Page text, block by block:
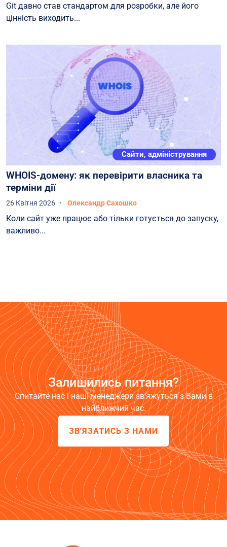
Git давно став стандартом для розробки, але його
цінність виходить...
Сайти, адміністрування
WHOIS-домену: як перевірити власника та
терміни дії
26 Квітня 2026 Олександр Сахошко
Коли сайт уже працює або тільки готується до запуску,
важливо...
Залишились питання?
Спитайте нас і наші менеджери зв’яжуться з Вами в
найближчий час.
ЗВ'ЯЗАТИСЬ З НАМИ